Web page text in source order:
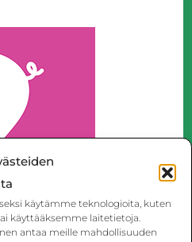
käytämme teknologioita, kuten
käyttääksemme laitetietoja.
antaa meille mahdollisuuden